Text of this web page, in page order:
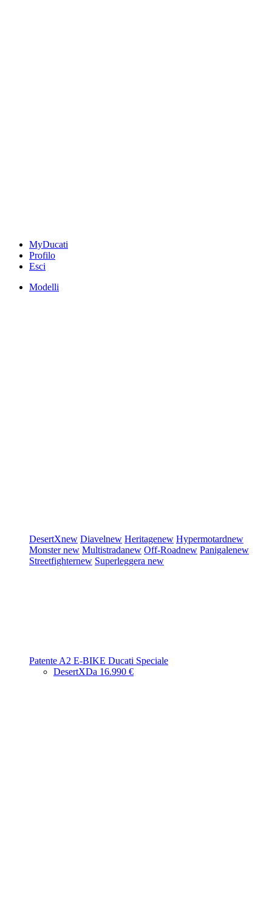
MyDucati
Profilo
Esci
Modelli
DesertXnew Diavelnew Heritagenew Hypermotardnew
Monsternew Multistradanew Off-Roadnew Panigalenew
Streetfighternew Superleggera new
Patente A2 E-BIKE Ducati Speciale
DesertXDa 16.990 €